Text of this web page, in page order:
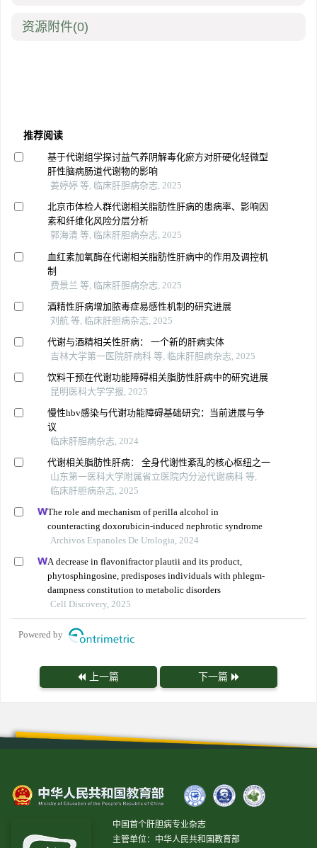
资源附件(0)
推荐阅读
基于代谢组学探讨益气养阴解毒化瘀方对肝硬化轻微型
肝性脑病肠道代谢物的影响
姜婷婷 等, 临床肝胆病杂志, 2025
北京市体检人群代谢相关脂肪性肝病的患病率、影响因
素和纤维化风险分层分析
郭海清 等, 临床肝胆病杂志, 2025
血红素加氧酶在代谢相关脂肪性肝病中的作用及调控机
制
费景兰 等, 临床肝胆病杂志, 2025
酒精性肝病增加脓毒症易感性机制的研究进展
刘航 等, 临床肝胆病杂志, 2025
代谢与酒精相关性肝病： 一个新的肝病实体
吉林大学第一医院肝病科 等, 临床肝胆病杂志, 2025
饮料干预在代谢功能障碍相关脂肪性肝病中的研究进展
昆明医科大学学报, 2025
慢性hbv感染与代谢功能障碍基础研究：当前进展与争
议
临床肝胆病杂志, 2024
代谢相关脂肪性肝病： 全身代谢性紊乱的核心枢纽之一
山东第一医科大学附属省立医院内分泌代谢病科 等,
临床肝胆病杂志, 2025
The role and mechanism of perilla alcohol in
counteracting doxorubicin-induced nephrotic syndrome
Archivos Espanoles De Urologia, 2024
A decrease in flavonifractor plautii and its product,
phytosphingosine, predisposes individuals with phlegm-
dampness constitution to metabolic disorders
Cell Discovery, 2025
Powered by
上一篇 下一篇
中国首个肝胆病专业杂志
主管单位：中华人民共和国教育部